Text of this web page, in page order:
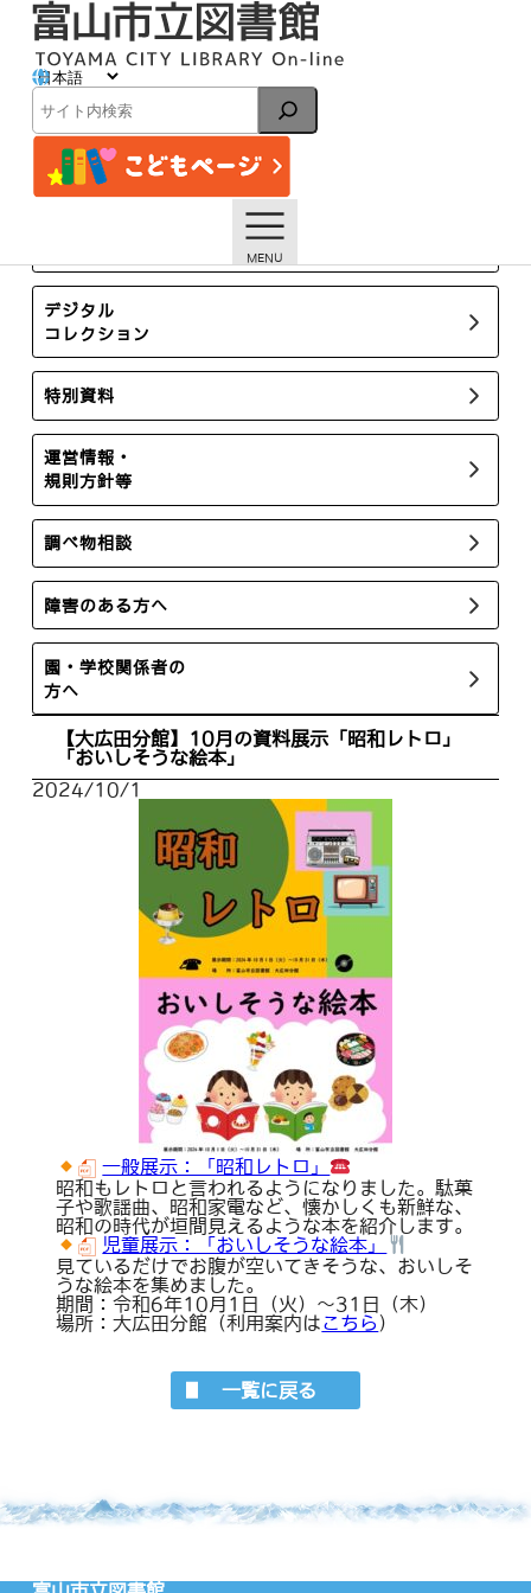
検
索
イベント
トップページ
イベント一覧
【大広田分館】10月の資料展示「昭和レトロ」「おいしそう
な絵本」
デジタル
コレクション
特別資料
運営情報・
規則方針等
調べ物相談
障害のある方へ
園・学校関係者の
方へ
【大広田分館】10月の資料展示「昭和レトロ」
「おいしそうな絵本」
2024/10/1
一般展示：「昭和レトロ」
昭和もレトロと言われるようになりました。駄菓
子や歌謡曲、昭和家電など、懐かしくも新鮮な、
昭和の時代が垣間見えるような本を紹介します。
児童展示：「おいしそうな絵本」
見ているだけでお腹が空いてきそうな、おいしそ
うな絵本を集めました。
期間：令和6年10月1日（火）～31日（木）
場所：大広田分館（利用案内はこちら）
一覧に戻る